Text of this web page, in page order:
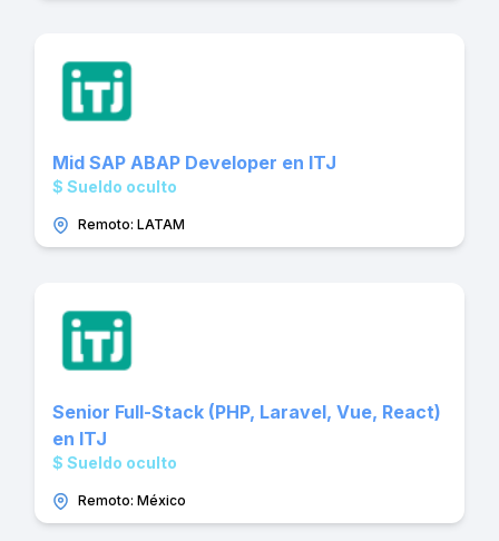
Mid SAP ABAP Developer en ITJ
$ Sueldo oculto
Remoto: LATAM
Senior Full-Stack (PHP, Laravel, Vue, React)
en ITJ
$ Sueldo oculto
Remoto: México